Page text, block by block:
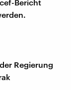
Bericht
Regierung